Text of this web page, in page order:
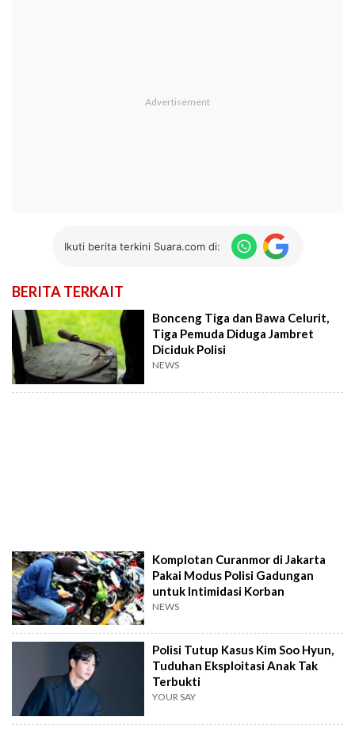
Ikuti berita terkini Suara.com di:
BERITA TERKAIT
Bonceng Tiga dan Bawa Celurit,
Tiga Pemuda Diduga Jambret
Diciduk Polisi
NEWS
Komplotan Curanmor di Jakarta
Pakai Modus Polisi Gadungan
untuk Intimidasi Korban
NEWS
Polisi Tutup Kasus Kim Soo Hyun,
Tuduhan Eksploitasi Anak Tak
Terbukti
YOUR SAY